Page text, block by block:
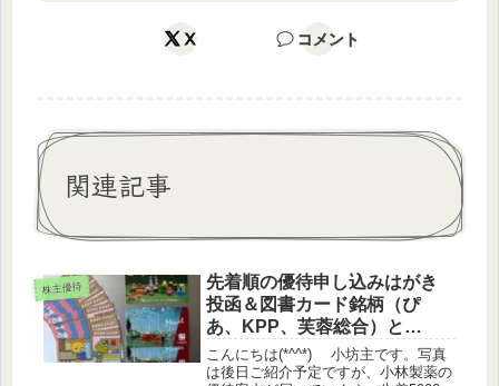
X コメント
関連記事
株主優待
先着順の優待申し込みはがき
投函＆図書カード銘柄（ぴ
あ、KPP、芙蓉総合）と
TOKAIHDの注文完了
こんにちは(*^^*) 小坊主です。写真
は後日ご紹介予定ですが、小林製薬の